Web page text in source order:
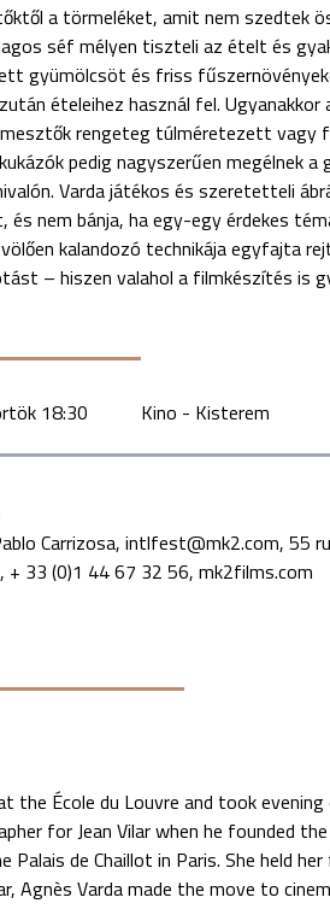
a törmeléket, amit nem szedtek
séf mélyen tiszteli az ételt és
gyümölcsöt és friss
ételeihez használ fel. Ugyanakkor
rengeteg túlméretezett vagy
pedig nagyszerűen megélnek
Varda játékos és szeretetteli
és nem bánja, ha egy-egy érdekes
kalandozó technikája egyfajta
– hiszen valahol a filmkészítés is
18:30 Kino - Kisterem
Carrizosa, intlfest@mk2.com, 55
+ 33 (0)1 44 67 32 56, mk2films.com
the École du Louvre and took evening
for Jean Vilar when he founded
de Chaillot in Paris. She held
Agnès Varda made the move to